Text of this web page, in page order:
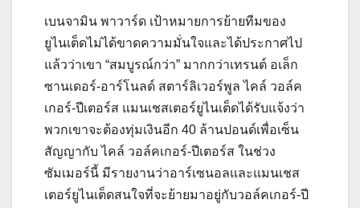
เบนจามิน พาวาร์ด เป้าหมายการย้ายทีมของ
ยูไนเต็ดไม่ได้ขาดความมั่นใจและได้ประกาศไป
แล้วว่าเขา “สมบูรณ์กว่า” มากกว่าเทรนต์ อเล็ก
ซานเดอร์-อาร์โนลด์ สตาร์ลิเวอร์พูลไคล์ วอล์ค
เกอร์-ปีเตอร์ส แมนเชสเตอร์ยูไนเต็ดได้รับแจ้งว่า
พวกเขาจะต้องทุ่มเงินอีก 40 ล้านปอนด์เพื่อเซ็น
สัญญากับ ไคล์ วอล์คเกอร์-ปีเตอร์ส ในช่วง
ซัมเมอร์นี้ มีรายงานว่าอาร์เซนอลและแมนเชส
เตอร์ยูไนเต็ดสนใจที่จะย้ายมาอยู่กับวอล์คเกอร์-ปี